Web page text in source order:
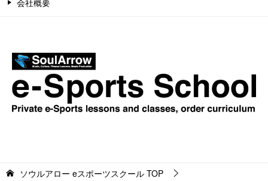
ソウルアロー eスポーツスクール TOP